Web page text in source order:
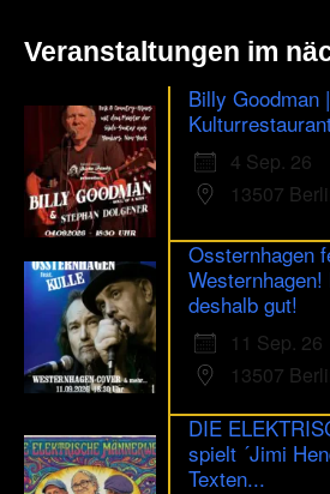
Veranstaltungen im
Billy Goodman
4 Sep. 26
13507
Ossternhagen
deshalb gut!
11 Sep. 26
13507
DIE
spielt ´Jimi
Texten...